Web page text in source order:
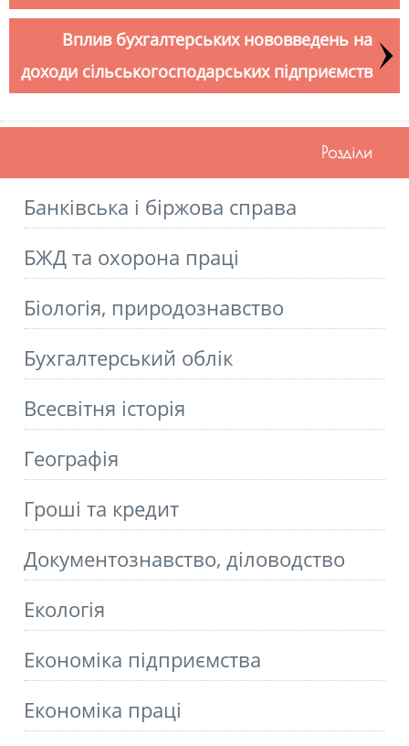
Вплив бухгалтерських нововведень на
доходи сільськогосподарських підприємств
Розділи
Банківська і біржова справа
БЖД та охорона праці
Біологія, природознавство
Бухгалтерський облік
Всесвітня історія
Географія
Гроші та кредит
Документознавство, діловодство
Екологія
Економіка підприємства
Економіка праці